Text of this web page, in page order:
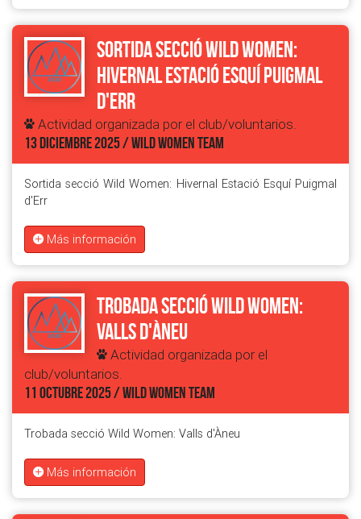
Sortida secció Wild Women:
Hivernal Estació Esquí Puigmal
d'Err
Actividad organizada por el club/voluntarios.
13 DICIEMBRE 2025 / WILD WOMEN TEAM
Sortida secció Wild Women: Hivernal Estació Esquí Puigmal
d'Err
Más información
Trobada secció Wild Women:
Valls d'Àneu
Actividad organizada por el
club/voluntarios.
11 OCTUBRE 2025 / WILD WOMEN TEAM
Trobada secció Wild Women: Valls d'Àneu
Más información